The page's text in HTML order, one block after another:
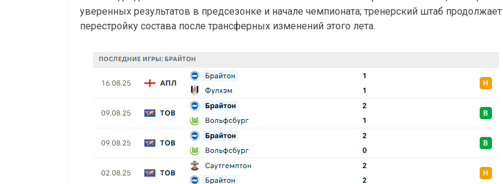
уверенных результатов в предсезонке и начале чемпионата; тренерский штаб продолжает
перестройку состава после трансферных изменений этого лета.